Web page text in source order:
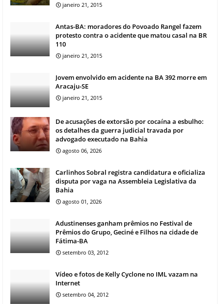
janeiro 21, 2015
Antas-BA: moradores do Povoado Rangel fazem
protesto contra o acidente que matou casal na BR
110
janeiro 21, 2015
Jovem envolvido em acidente na BA 392 morre em
Aracaju-SE
janeiro 21, 2015
De acusações de extorsão por cocaína a esbulho:
os detalhes da guerra judicial travada por
advogado executado na Bahia
agosto 06, 2026
Carlinhos Sobral registra candidatura e oficializa
disputa por vaga na Assembleia Legislativa da
Bahia
agosto 01, 2026
Adustinenses ganham prêmios no Festival de
Prêmios do Grupo, Geciné e Filhos na cidade de
Fátima-BA
setembro 03, 2012
Vídeo e fotos de Kelly Cyclone no IML vazam na
Internet
setembro 04, 2012